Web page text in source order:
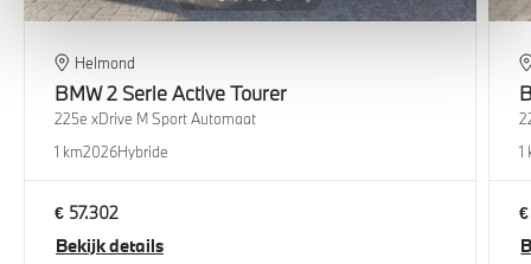
Helmond
BMW2 Serie Active Tourer
225e xDrive M Sport Automaat
1 km2026Hybride
€ 57.302
Bekijk details
1